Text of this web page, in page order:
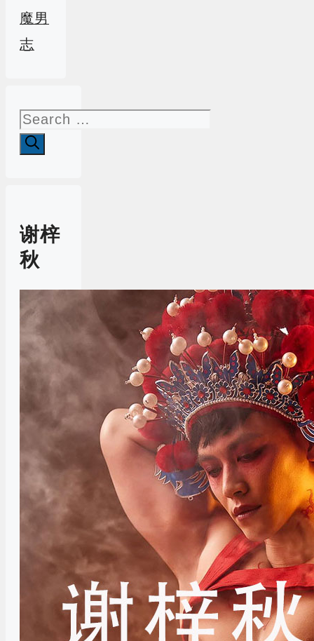
魔男
志
Search
for:
谢梓
秋